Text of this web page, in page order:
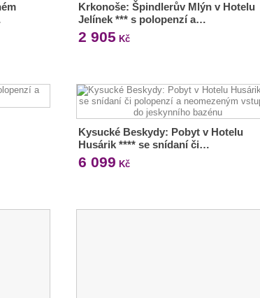
Krkonoše: Špindlerův Mlýn v Hotelu
Jelínek *** s polopenzí a…
2 905 Kč
Kysucké Beskydy: Pobyt v Hotelu
Husárik **** se snídaní či…
6 099 Kč